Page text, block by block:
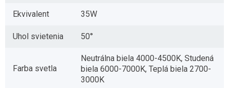
Ekvivalent 35W
Uhol svietenia 50°
Farba svetla
Neutrálna biela 4000-4500K, Studená
biela 6000-7000K, Teplá biela 2700-
3000K